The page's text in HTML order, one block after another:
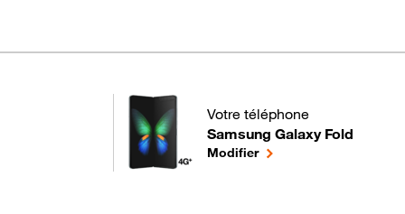
Votre téléphone
Samsung Galaxy Fold
pour votre Samsung Galaxy
Modifierle téléphone